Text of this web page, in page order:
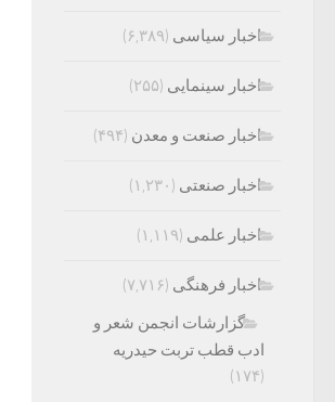
اخبار سیاسی (۶,۳۸۹)
اخبار سینمایی (۲۵۵)
اخبار صنعت و معدن (۴۹۴)
اخبار صنعتی (۱,۲۳۰)
اخبار علمی (۱,۱۱۹)
اخبار فرهنگی (۷,۷۱۶)
گزارشات انجمن شعر و
ادب قطب تربت حیدریه
(۱۷۴)